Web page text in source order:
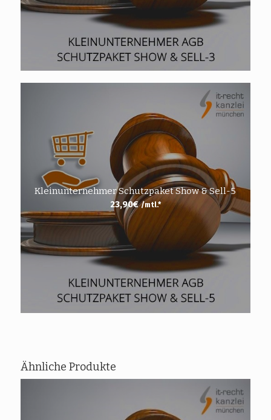
Kleinunternehmer Schutzpaket Show & Sell-5
23,90€ /mtl.*
Ähnliche Produkte